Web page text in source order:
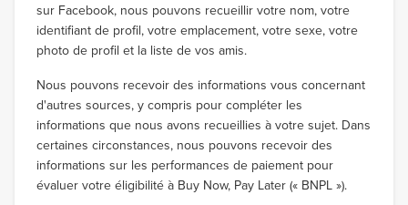
sur Facebook, nous pouvons recueillir votre nom, votre
identifiant de profil, votre emplacement, votre sexe, votre
photo de profil et la liste de vos amis.
Nous pouvons recevoir des informations vous concernant
d'autres sources, y compris pour compléter les
informations que nous avons recueillies à votre sujet. Dans
certaines circonstances, nous pouvons recevoir des
informations sur les performances de paiement pour
évaluer votre éligibilité à Buy Now, Pay Later (« BNPL »).